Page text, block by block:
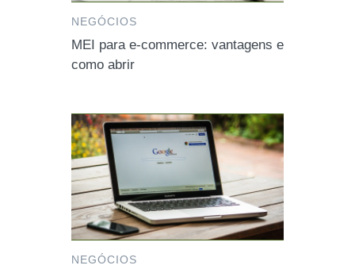
NEGÓCIOS
MEI para e-commerce: vantagens e
como abrir
NEGÓCIOS